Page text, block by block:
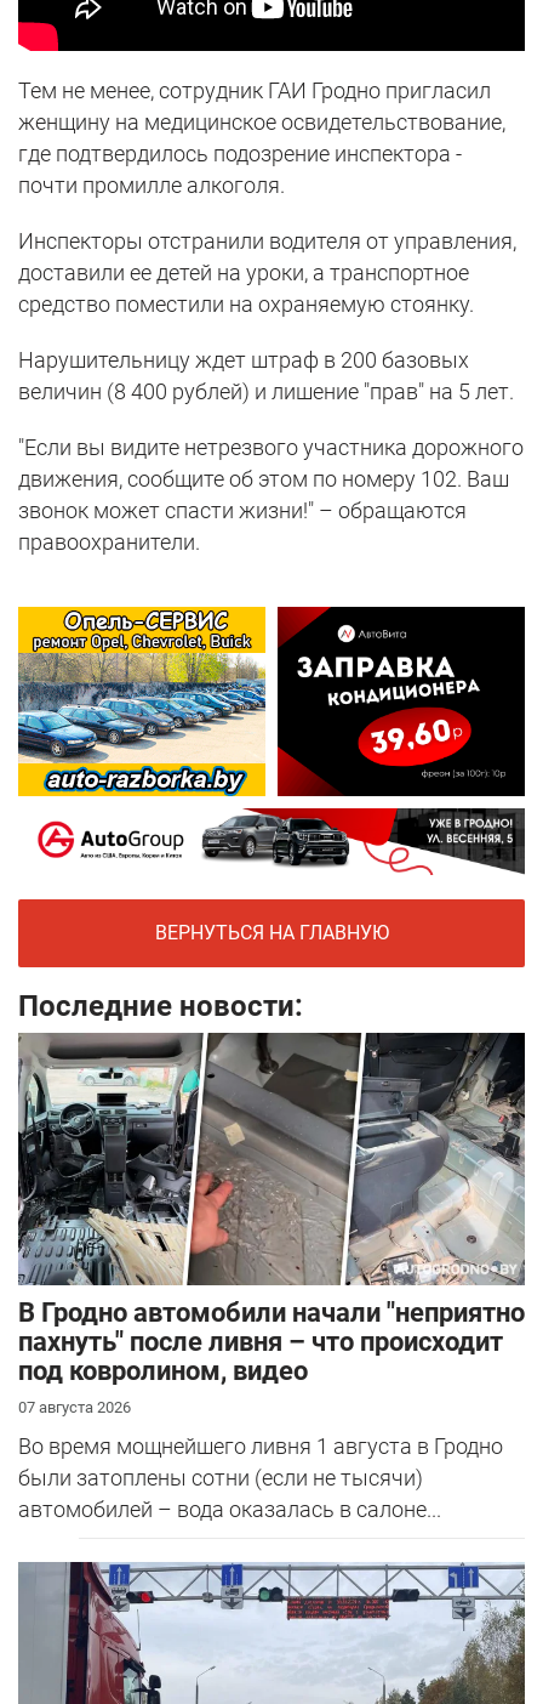
Тем не менее, сотрудник ГАИ Гродно пригласил
женщину на медицинское освидетельствование,
где подтвердилось подозрение инспектора -
почти промилле алкоголя.
Инспекторы отстранили водителя от управления,
доставили ее детей на уроки, а транспортное
средство поместили на охраняемую стоянку.
Нарушительницу ждет штраф в 200 базовых
величин (8 400 рублей) и лишение "прав" на 5 лет.
"Если вы видите нетрезвого участника дорожного
движения, сообщите об этом по номеру 102. Ваш
звонок может спасти жизни!" – обращаются
правоохранители.
ВЕРНУТЬСЯ НА ГЛАВНУЮ
Последние новости:
В Гродно автомобили начали "неприятно
пахнуть" после ливня – что происходит
под ковролином, видео
07 августа 2026
Во время мощнейшего ливня 1 августа в Гродно
были затоплены сотни (если не тысячи)
автомобилей – вода оказалась в салоне...